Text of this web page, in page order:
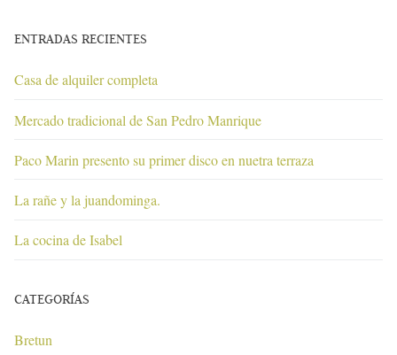
ENTRADAS RECIENTES
Casa de alquiler completa
Mercado tradicional de San Pedro Manrique
Paco Marin presento su primer disco en nuetra terraza
La rañe y la juandominga.
La cocina de Isabel
CATEGORÍAS
Bretun